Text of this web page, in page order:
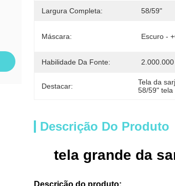
Largura Completa: 58/59"
Máscara: Escuro -
Habilidade Da Fonte:
Destacar: Tela da
58/59" tela
Descrição Do Produto
tela grande da
Descrição do produto: